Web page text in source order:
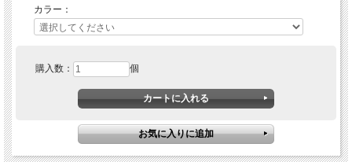
カラー：
購入数： 個